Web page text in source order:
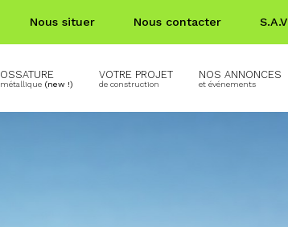
Nous situer Nous contacter S.A.V
OSSATURE
métallique (new !)
VOTRE PROJET
de construction
NOS ANNONCES
et événements